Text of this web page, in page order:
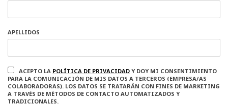
APELLIDOS
ACEPTO LA POLÍTICA DE PRIVACIDAD Y DOY MI CONSENTIMIENTO
PARA LA COMUNICACIÓN DE MIS DATOS A TERCEROS (EMPRESA/AS
COLABORADORAS). LOS DATOS SE TRATARÁN CON FINES DE MARKETING
A TRAVÉS DE MÉTODOS DE CONTACTO AUTOMATIZADOS Y
TRADICIONALES.